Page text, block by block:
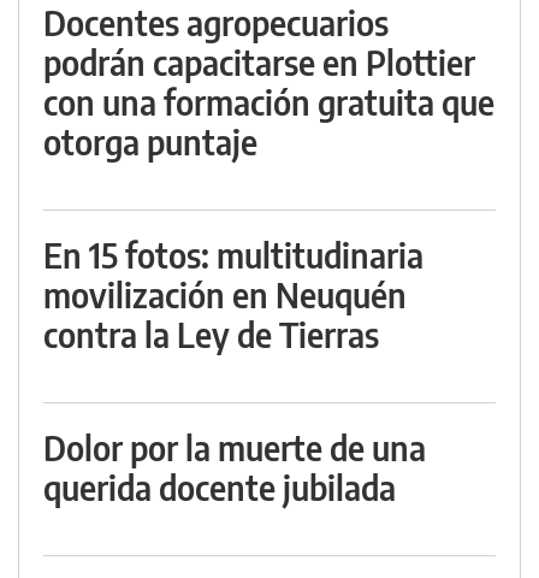
Docentes agropecuarios
podrán capacitarse en Plottier
con una formación gratuita que
otorga puntaje
En 15 fotos: multitudinaria
movilización en Neuquén
contra la Ley de Tierras
Dolor por la muerte de una
querida docente jubilada